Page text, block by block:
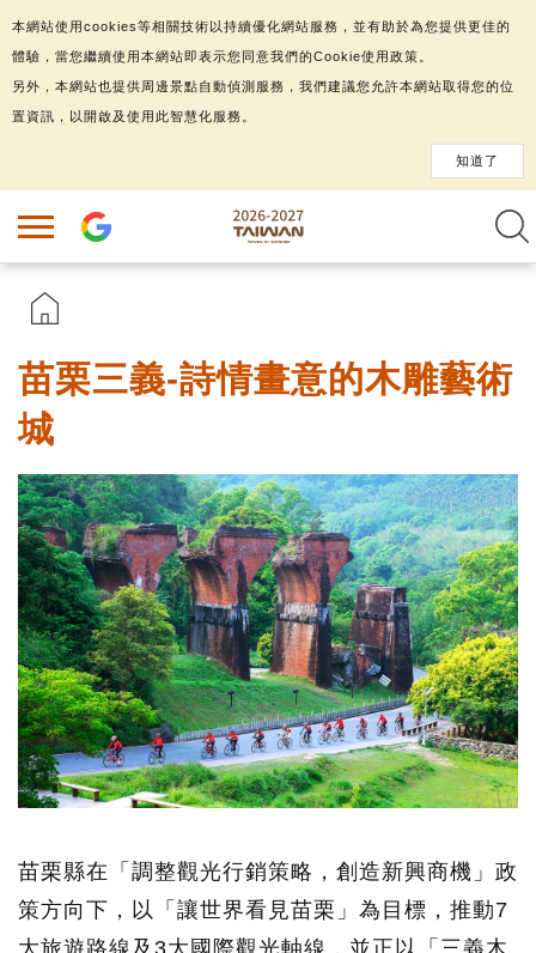
苗栗三義-詩情畫意的木雕藝術
城
苗栗縣在「調整觀光行銷策略，創造新興商機」政
策方向下，以「讓世界看見苗栗」為目標，推動7
大旅遊路線及3大國際觀光軸線，並正以「三義木
本網站使用cookies等相關技術以持續優化網站服務，並有助於為您提供更佳的
體驗，當您繼續使用本網站即表示您同意我們的Cookie使用政策。
另外，本網站也提供周邊景點自動偵測服務，我們建議您允許本網站取得您的位
置資訊，以開啟及使用此智慧化服務。
知道了